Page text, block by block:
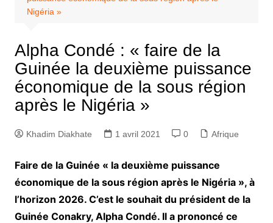
Nigéria »
Alpha Condé : « faire de la
Guinée la deuxième puissance
économique de la sous région
après le Nigéria »
Khadim Diakhate 1 avril 2021 0 Afrique
Faire de la Guinée « la deuxième puissance
économique de la sous région après le Nigéria », à
l’horizon 2026. C’est le souhait du président de la
Guinée Conakry, Alpha Condé. Il a prononcé ce